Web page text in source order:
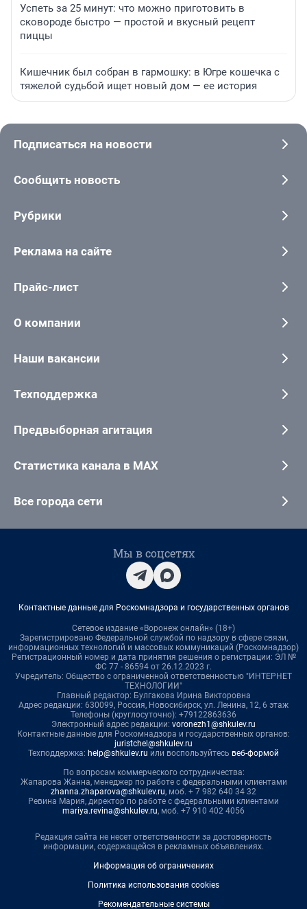
Успеть за 25 минут: что можно приготовить в
сковороде быстро — простой и вкусный рецепт
пиццы
Кишечник был собран в гармошку: в Югре кошечка с
тяжелой судьбой ищет новый дом — ее история
Подписаться на новости
Сообщить новость
Рубрики
Реклама на сайте
Прайс-лист
О компании
Наши вакансии
Техподдержка
Предвыборная агитация
Статистика канала в MAX
Все города сети
Мы в соцсетях
Контактные данные для Роскомнадзора и государственных органов
Сетевое издание «Воронеж онлайн» (18+)
Зарегистрировано Федеральной службой по надзору в сфере связи,
информационных технологий и массовых коммуникаций (Роскомнадзор)
Регистрационный номер и дата принятия решения о регистрации: ЭЛ №
ФС 77 - 86594 от 26.12.2023 г.
Учредитель: Общество с ограниченной ответственностью "ИНТЕРНЕТ
ТЕХНОЛОГИИ"
Главный редактор: Булгакова Ирина Викторовна
Адрес редакции: 630099, Россия, Новосибирск, ул. Ленина, 12, 6 этаж
Телефоны (круглосуточно): +79122863636
Электронный адрес редакции: voronezh1@shkulev.ru
Контактные данные для Роскомнадзора и государственных органов:
juristchel@shkulev.ru
Техподдержка: help@shkulev.ru или воспользуйтесь веб-формой
По вопросам коммерческого сотрудничества:
Жапарова Жанна, менеджер по работе с федеральными клиентами
zhanna.zhaparova@shkulev.ru, моб. + 7 982 640 34 32
Ревина Мария, директор по работе с федеральными клиентами
mariya.revina@shkulev.ru, моб. +7 910 402 4056
Редакция сайта не несет ответственности за достоверность
информации, содержащейся в рекламных объявлениях.
Информация об ограничениях
Политика использования cookies
Рекомендательные системы